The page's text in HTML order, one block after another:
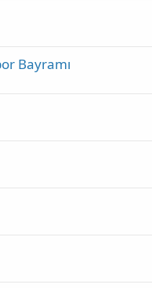
Bayramı